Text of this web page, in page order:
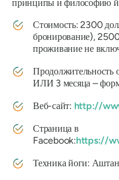
принципы и философию
Стоимость: 2300
бронирование),
проживание не
Продолжительность
ИЛИ 3 месяца –
Веб-сайт: http://
Страница в
Facebook:https://
Техника йоги: